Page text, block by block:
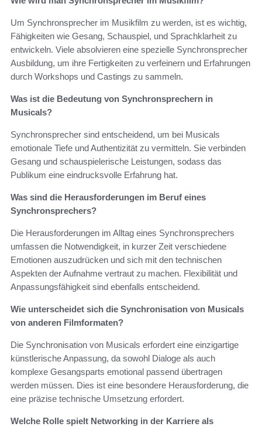
Um Synchronsprecher im Musikfilm zu werden, ist es wichtig,
Fähigkeiten wie Gesang, Schauspiel, und Sprachklarheit zu
entwickeln. Viele absolvieren eine spezielle Synchronsprecher
Ausbildung, um ihre Fertigkeiten zu verfeinern und Erfahrungen
durch Workshops und Castings zu sammeln.
Was ist die Bedeutung von Synchronsprechern in
Musicals?
Synchronsprecher sind entscheidend, um bei Musicals
emotionale Tiefe und Authentizität zu vermitteln. Sie verbinden
Gesang und schauspielerische Leistungen, sodass das
Publikum eine eindrucksvolle Erfahrung hat.
Was sind die Herausforderungen im Beruf eines
Synchronsprechers?
Die Herausforderungen im Alltag eines Synchronsprechers
umfassen die Notwendigkeit, in kurzer Zeit verschiedene
Emotionen auszudrücken und sich mit den technischen
Aspekten der Aufnahme vertraut zu machen. Flexibilität und
Anpassungsfähigkeit sind ebenfalls entscheidend.
Wie unterscheidet sich die Synchronisation von Musicals
von anderen Filmformaten?
Die Synchronisation von Musicals erfordert eine einzigartige
künstlerische Anpassung, da sowohl Dialoge als auch
komplexe Gesangsparts emotional passend übertragen
werden müssen. Dies ist eine besondere Herausforderung, die
eine präzise technische Umsetzung erfordert.
Welche Rolle spielt Networking in der Karriere als